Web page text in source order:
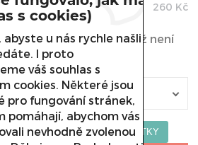
260 Kč
z naší nabídky a již není
s cookies)
abyste u nás rychle našli
I proto
váš souhlas s
cookies. Některé jsou
pro fungování stránek,
pomáhají, abychom vás
nevhodně zvolenou